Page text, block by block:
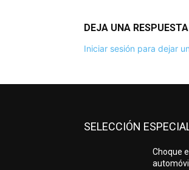
DEJA UNA RESPUESTA
Iniciar sesión para dejar
SELECCIÓN
Choque